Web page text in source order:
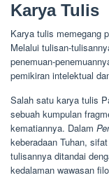
Karya Tulis
Karya tulis memegang
Melalui tulisan-
penemuan-
pemikiran intelektual
Salah satu karya tulis
sebuah kumpulan
kematiannya. Dalam
keberadaan Tuhan,
tulisannya ditandai
kedalaman wawasan